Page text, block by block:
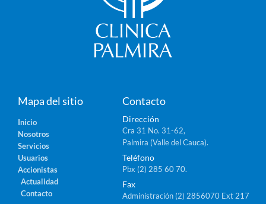
Mapa del sitio
Inicio
Nosotros
Servicios
Usuarios
Accionistas
Actualidad
Contacto
Contacto
Dirección
Cra 31 No. 31-62,
Palmira (Valle del Cauca).
Teléfono
Pbx (2) 285 60 70.
Fax
Administración (2) 2856070 Ext 217